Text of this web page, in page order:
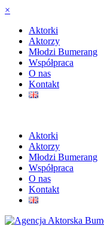
×
Aktorki
Aktorzy
Młodzi Bumerang
Współpraca
O nas
Kontakt
Aktorki
Aktorzy
Młodzi Bumerang
Współpraca
O nas
Kontakt